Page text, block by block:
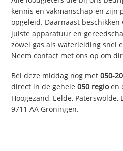
kennis en vakmanschap en zijn
opgeleid. Daarnaast
juiste apparatuur en
zowel gas als waterleiding snel
Neem contact met ons op om
Bel deze middag nog met050-
direct in de gehele050 regioen
Hoogezand, Eelde,
9711 AA Groningen.